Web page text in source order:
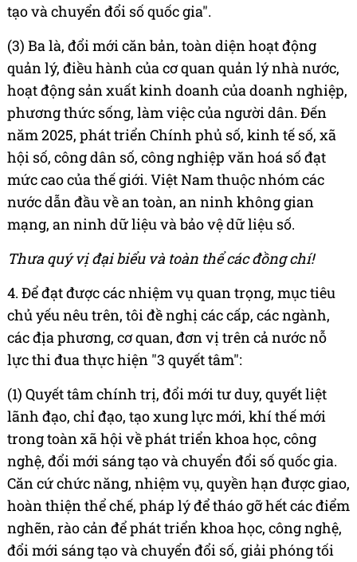
tạo và chuyển đổi số quốc gia".
(3) Ba là, đổi mới căn bản, toàn diện hoạt động
quản lý, điều hành của cơ quan quản lý nhà nước,
hoạt động sản xuất kinh doanh của doanh nghiệp,
phương thức sống, làm việc của người dân. Đến
năm 2025, phát triển Chính phủ số, kinh tế số, xã
hội số, công dân số, công nghiệp văn hoá số đạt
mức cao của thế giới. Việt Nam thuộc nhóm các
nước dẫn đầu về an toàn, an ninh không gian
mạng, an ninh dữ liệu và bảo vệ dữ liệu số.
Thưa quý vị đại biểu và toàn thể các đồng chí!
4. Để đạt được các nhiệm vụ quan trọng, mục tiêu
chủ yếu nêu trên, tôi đề nghị các cấp, các ngành,
các địa phương, cơ quan, đơn vị trên cả nước nỗ
lực thi đua thực hiện "3 quyết tâm":
(1) Quyết tâm chính trị, đổi mới tư duy, quyết liệt
lãnh đạo, chỉ đạo, tạo xung lực mới, khí thế mới
trong toàn xã hội về phát triển khoa học, công
nghệ, đổi mới sáng tạo và chuyển đổi số quốc gia.
Căn cứ chức năng, nhiệm vụ, quyền hạn được giao,
hoàn thiện thể chế, pháp lý để tháo gỡ hết các điểm
nghẽn, rào cản để phát triển khoa học, công nghệ,
đổi mới sáng tạo và chuyển đổi số, giải phóng tối